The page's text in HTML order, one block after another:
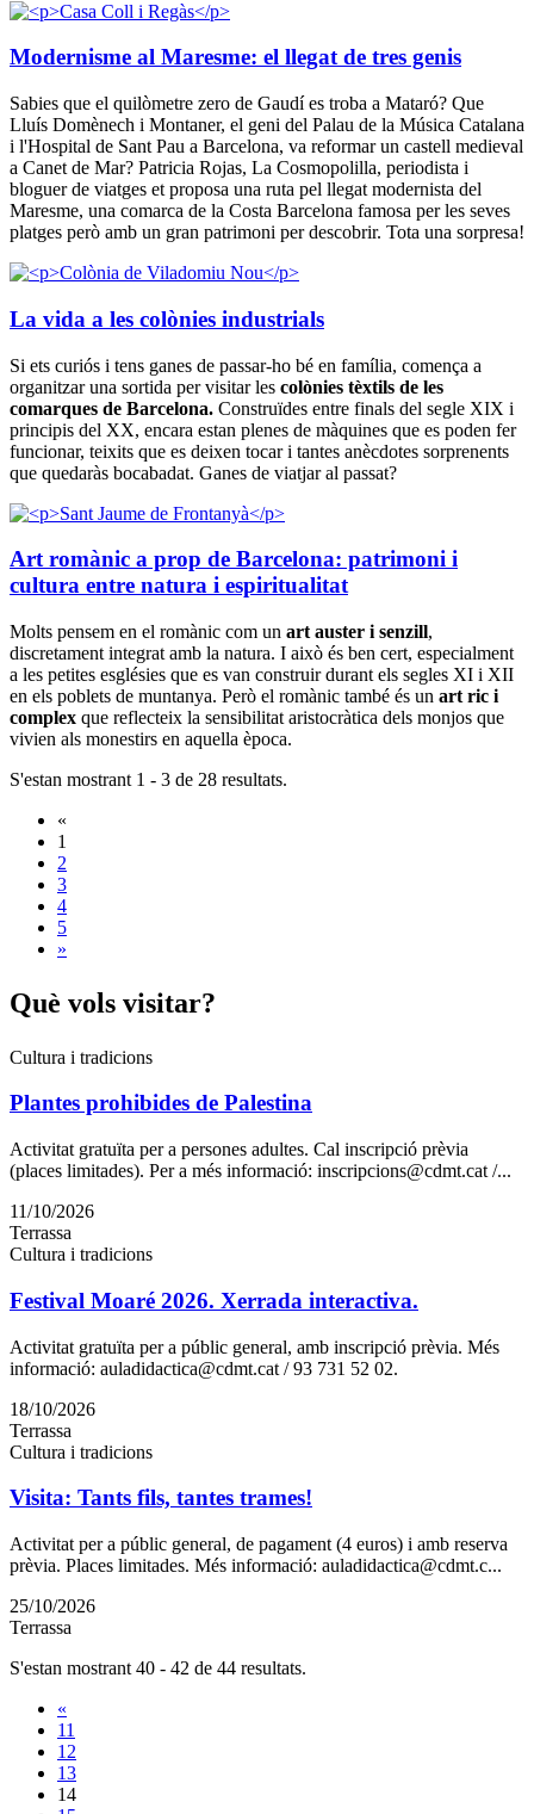
Modernisme al Maresme: el llegat de tres genis
Sabies que el quilòmetre zero de Gaudí es troba a Mataró? Que
Lluís Domènech i Montaner, el geni del Palau de la Música Catalana
i l'Hospital de Sant Pau a Barcelona, va reformar un castell medieval
a Canet de Mar? Patricia Rojas, La Cosmopolilla, periodista i
bloguer de viatges et proposa una ruta pel llegat modernista del
Maresme, una comarca de la Costa Barcelona famosa per les seves
platges però amb un gran patrimoni per descobrir. Tota una sorpresa!
La vida a les colònies industrials
Si ets curiós i tens ganes de passar-ho bé en família, comença a
organitzar una sortida per visitar les colònies tèxtils de les
comarques de Barcelona. Construïdes entre finals del segle XIX i
principis del XX, encara estan plenes de màquines que es poden fer
funcionar, teixits que es deixen tocar i tantes anècdotes sorprenents
que quedaràs bocabadat. Ganes de viatjar al passat?
Art romànic a prop de Barcelona: patrimoni i
cultura entre natura i espiritualitat
Molts pensem en el romànic com un art auster i senzill,
discretament integrat amb la natura. I això és ben cert, especialment
a les petites esglésies que es van construir durant els segles XI i XII
en els poblets de muntanya. Però el romànic també és un art ric i
complex que reflecteix la sensibilitat aristocràtica dels monjos que
vivien als monestirs en aquella època.
S'estan mostrant 1 - 3 de 28 resultats.
«
1
2
3
4
5
»
Què vols visitar?
Cultura i tradicions
Plantes prohibides de Palestina
Activitat gratuïta per a persones adultes. Cal inscripció prèvia
(places limitades). Per a més informació: inscripcions@cdmt.cat /...
11/10/2026
Terrassa
Cultura i tradicions
Festival Moaré 2026. Xerrada interactiva.
Activitat gratuïta per a públic general, amb inscripció prèvia. Més
informació: auladidactica@cdmt.cat / 93 731 52 02.
18/10/2026
Terrassa
Cultura i tradicions
Visita: Tants fils, tantes trames!
Activitat per a públic general, de pagament (4 euros) i amb reserva
prèvia. Places limitades. Més informació: auladidactica@cdmt.c...
25/10/2026
Terrassa
S'estan mostrant 40 - 42 de 44 resultats.
«
11
12
13
14